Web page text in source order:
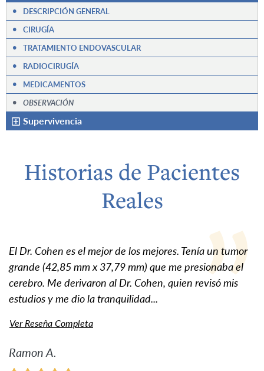
•
DESCRIPCIÓN GENERAL
• CIRUGÍA
• TRATAMIENTO ENDOVASCULAR
•
RADIOCIRUGÍA
•
MEDICAMENTOS
• OBSERVACIÓN
Supervivencia
Historias de Pacientes
Reales
El Dr. Cohen es el mejor de los mejores. Tenía un tumor
grande (42,85 mm x 37,79 mm) que me presionaba el
cerebro. Me derivaron al Dr. Cohen, quien revisó mis
estudios y me dio la tranquilidad...
Ver Reseña Completa
Ramon A.